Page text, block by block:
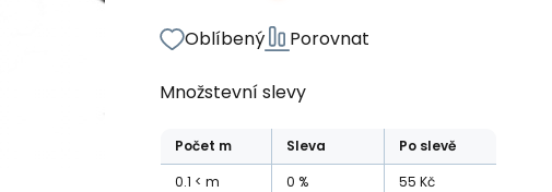
Oblíbený Porovnat
Množstevní slevy
Počet m Sleva
Po slevě
0.1
m 0 % 55 Kč